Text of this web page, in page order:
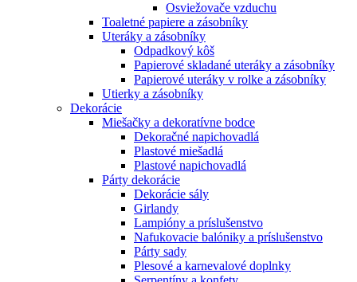
Osviežovače vzduchu
Toaletné papiere a zásobníky
Uteráky a zásobníky
Odpadkový kôš
Papierové skladané uteráky a zásobníky
Papierové uteráky v rolke a zásobníky
Utierky a zásobníky
Dekorácie
Miešačky a dekoratívne bodce
Dekoračné napichovadlá
Plastové miešadlá
Plastové napichovadlá
Párty dekorácie
Dekorácie sály
Girlandy
Lampióny a príslušenstvo
Nafukovacie balóniky a príslušenstvo
Párty sady
Plesové a karnevalové doplnky